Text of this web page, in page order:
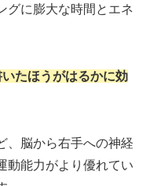
グに膨大な時間とエネ
たほうがはるかに効
、脳から右手への神経
動能力がより優れてい